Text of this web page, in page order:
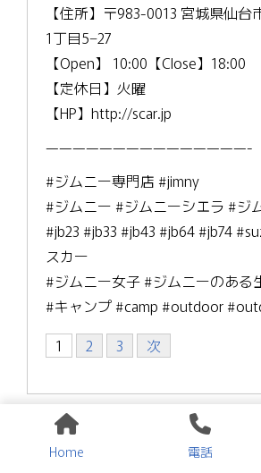
【住所】〒983-0013 宮城県仙台
1丁目5−27
【Open】 10:00【Close】18:00
【定休日】火曜
【HP】http://scar.jp
———————————————-
#ジムニー専門店 #jimny
#ジムニー #ジムニーシエラ #ジ
#jb23 #jb33 #jb43 #jb64 #jb74
スカー
#ジムニー女子 #ジムニーのある
#キャンプ #camp #outdoor
1
2 3 次
InstagramYouTube
Channel
最近の投稿
Home 電話